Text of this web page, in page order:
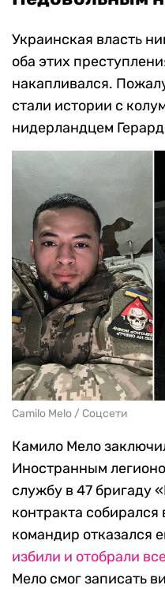
Украинская власть
оба этих
накапливался.
стали истории с
нидерландцем
Camilo Melo / Соцсети
Камило Мело
Иностранным
службу в 47 бригаду
контракта
командир отказался
избили и отобрали
Мело смог записать